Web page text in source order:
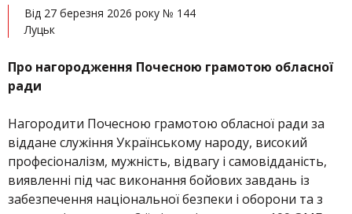
Від 27 березня 2026 року № 144
Луцьк
Про нагородження Почесною грамотою обласної
ради
Нагородити Почесною грамотою обласної ради за
віддане служіння Українському народу, високий
професіоналізм, мужність, відвагу і самовідданість,
виявленні під час виконання бойових завдань із
забезпечення національної безпеки і оборони та з